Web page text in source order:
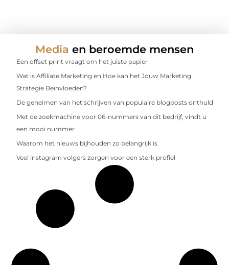
Media en beroemde mensen
Een offset print vraagt om het juiste papier
Wat is Affiliate Marketing en Hoe kan het Jouw Marketing
Strategie Beïnvloeden?
De geheimen van het schrijven van populaire blogposts onthuld
Met de zoekmachine voor 06-nummers van dit bedrijf, vindt u
een mooi nummer
Waarom het nieuws bijhouden zo belangrijk is
Veel instagram volgers zorgen voor een sterk profiel